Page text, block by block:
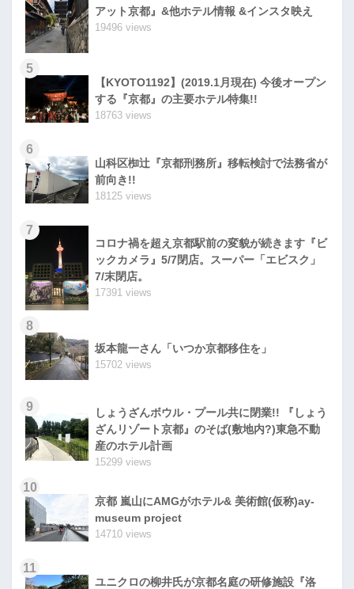
アット京都』&他ホテル情報 &インスタ映え
19496 views
5
【KYOTO1192】(2019.1月現在) 今後オープン
する『京都』の主要ホテル特集!!
18763 views
6
山科区椥辻『京都刑務所』移転検討で法務省が
前向き!!
18125 views
7
コロナ禍を超え京都駅前の変貌が続きます『ビ
ックカメラ』5/7閉店。スーパー「エビスク」
7/末閉店。
17391 views
8
坂本龍一さん「いつか京都移住を」
15702 views
9
しょうざんボウル・プール共に閉業!! 『しょう
ざんリゾート京都』のそば(敷地内?)東急不動
産のホテル計画
15299 views
10
京都 嵐山にAMGがホテル& 美術館(仮称)ay-
museum project
14710 views
11
ユニクロの柳井氏が京都名庭の研修施設『洛